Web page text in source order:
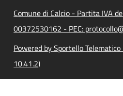
Comune di Calcio - Partita IVA
00372530162 - PEC:
Powered by Sportello
10.41.2)